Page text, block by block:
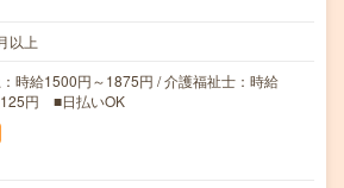
以上
時給1500円～1875円 / 介護福祉士：時給
円 ■日払いOK